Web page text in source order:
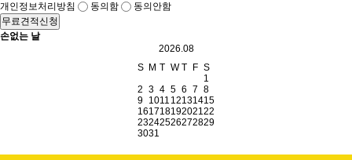
개인정보처리방침 동의함
동의안함
무료견적신청
손없는 날
2026.08
S M T W T F S
1
2 3 4 5 6 7 8
9 1011 12131415
16171819202122
23242526272829
3031